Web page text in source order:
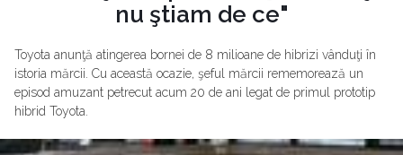
nu ştiam de ce"
Toyota anunţă atingerea bornei de 8 milioane de hibrizi vânduţi în
istoria mărcii. Cu această ocazie, şeful mărcii rememorează un
episod amuzant petrecut acum 20 de ani legat de primul prototip
hibrid Toyota.